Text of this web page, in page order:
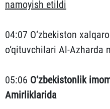
namoyish etildi
04:07 O‘zbekiston
o‘qituvchilari Al-Azharda
05:06 O‘zbekistonlik
Amirliklarida